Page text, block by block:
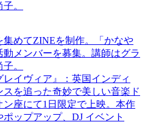
。
めてZINEを制作。「かなや
動メンバーを募集。講師はグラ
。
レイヴィア』：英国インディ
を追った奇妙で美しい音楽ド
座にて1日限定で上映。本作
ップアップ、DJ イベント